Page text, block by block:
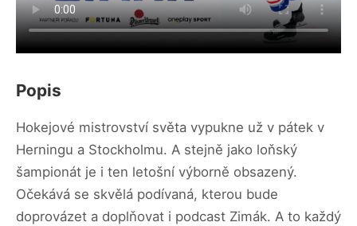
Popis
Hokejové mistrovství světa vypukne už v pátek v
Herningu a Stockholmu. A stejně jako loňský
šampionát je i ten letošní výborně obsazený.
Očekává se skvělá podívaná, kterou bude
doprovázet a doplňovat i podcast Zimák. A to každý